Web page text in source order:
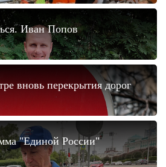
Иван Попов
вновь перекрытия дорог
"Единой России"